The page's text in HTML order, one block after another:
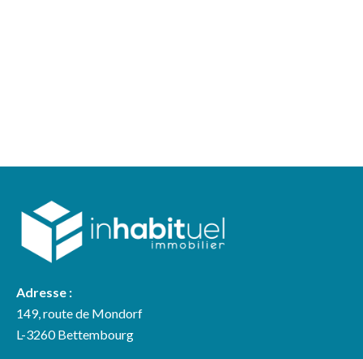
Adresse :
149, route de Mondorf
L-3260 Bettembourg